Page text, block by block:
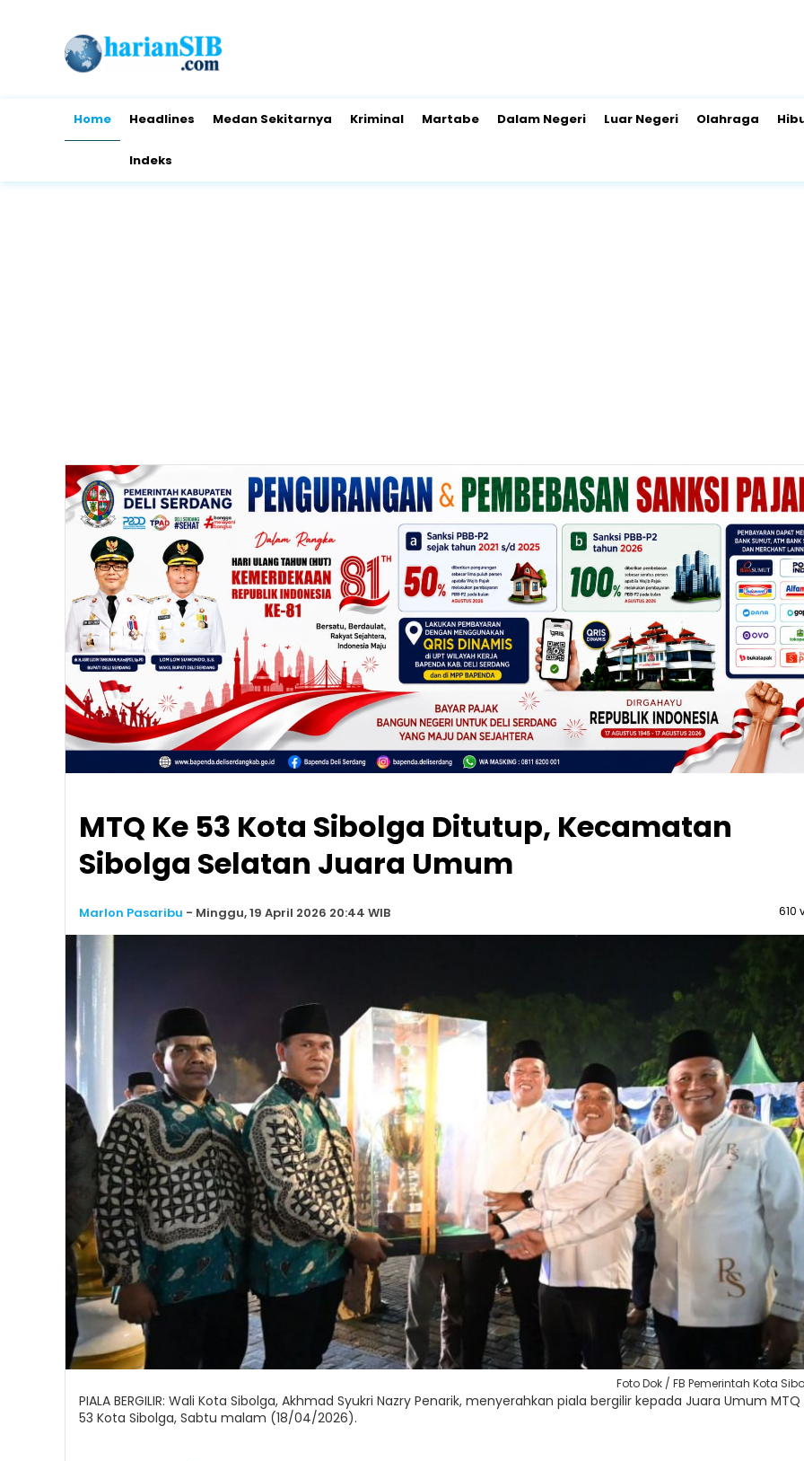
Home Headlines Medan Sekitarnya Kriminal Martabe Dalam Negeri Luar Negeri Olahraga
Indeks
MTQ Ke 53 Kota Sibolga Ditutup, Kecamatan
Sibolga Selatan Juara Umum
Marlon Pasaribu - Minggu, 19 April 2026 20:44 WIB 610
Foto Dok / FB Pemerintah Kota
PIALA BERGILIR: Wali Kota Sibolga, Akhmad Syukri Nazry Penarik, menyerahkan piala bergilir kepada Juara Umum MTQ
53 Kota Sibolga, Sabtu malam (18/04/2026).